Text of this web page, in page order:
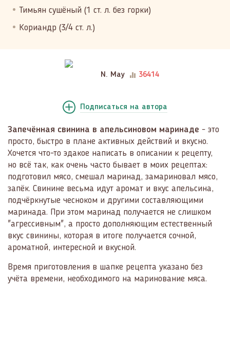
Тимьян сушёный (1 ст. л. без горки)
Кориандр (3/4 ст. л.)
N. May 36414
Подписаться на автора
Запечённая свинина в апельсиновом маринаде - это
просто, быстро в плане активных действий и вкусно.
Хочется что-то эдакое написать в описании к рецепту,
но всё так, как очень часто бывает в моих рецептах:
подготовил мясо, смешал маринад, замариновал мясо,
запёк. Свинине весьма идут аромат и вкус апельсина,
подчёркнутые чесноком и другими составляющими
маринада. При этом маринад получается не слишком
"агрессивным", а просто дополняющим естественный
вкус свинины, которая в итоге получается сочной,
ароматной, интересной и вкусной.
Время приготовления в шапке рецепта указано без
учёта времени, необходимого на маринование мяса.